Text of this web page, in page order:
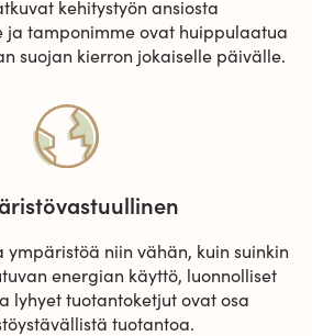
kehitystyön ansiosta
ja tamponimme ovat huippulaatua
suojan kierron jokaiselle päivälle.
ympäristöä niin vähän, kuin suinkin
energian käyttö, luonnolliset
lyhyet tuotantoketjut ovat osa
tuotantoa.